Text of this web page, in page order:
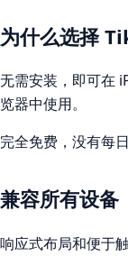
为什么选择
无需安装，即可在
览器中使用。
完全免费，没有每
兼容所有设备
响应式布局和便于